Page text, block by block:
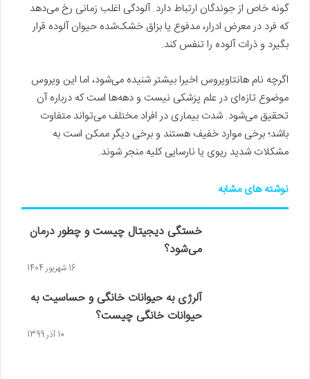
گونه خاص از جوندگان ارتباط دارد. آلودگی اغلب زمانی رخ می‌دهد
که فرد در معرض ادرار، مدفوع یا بزاق خشک‌شده حیوان آلوده قرار
بگیرد و ذرات آلوده را تنفس کند.
اگرچه نام هانتاویروس اخیرا بیشتر شنیده می‌شود، اما این ویروس
موضوع تازه‌ای در علم پزشکی نیست و دهه‌ها است که درباره آن
تحقیق می‌شود. شدت بیماری در افراد مختلف می‌تواند متفاوت
باشد؛ برخی موارد خفیف هستند و برخی دیگر ممکن است به
مشکلات شدید ریوی یا نارسایی کلیه منجر شوند.
نوشته های مشابه
خستگی دیجیتال چیست و چطور درمان
می‌شود؟
16 شهریور 1404
آلرژی به حیوانات خانگی و حساسیت به
حیوانات خانگی چیست؟
10 آذر 1399